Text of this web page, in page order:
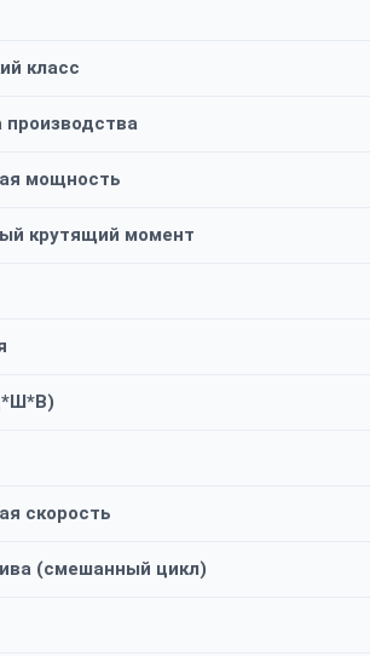
класс
мощность
крутящий момент
скорость
(смешанный цикл)